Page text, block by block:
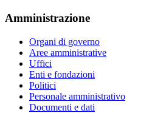
Amministrazione
Organi di governo
Aree amministrative
Uffici
Enti e fondazioni
Politici
Personale amministrativo
Documenti e dati